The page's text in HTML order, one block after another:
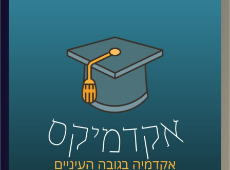
ולגרום למחשבות שלנו להיות ממוקדות יותר.
ד"ר נועה אלבלדה מתארת את הקשר שבין
יציאה לטבע לבין פעילות המוח האנושי וכיצד
התובנות הללו מיושמות במקומות שונים בעולם
AudioVersity